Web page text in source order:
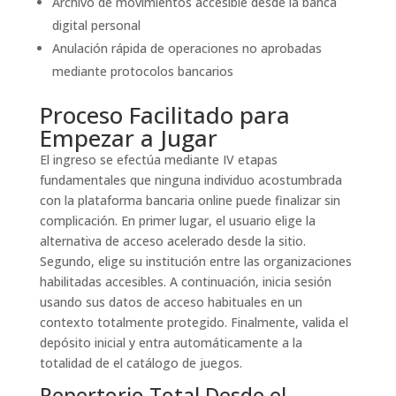
digital personal
Anulación rápida de operaciones no aprobadas
mediante protocolos bancarios
Proceso Facilitado para
Empezar a Jugar
El ingreso se efectúa mediante IV etapas
fundamentales que ninguna individuo acostumbrada
con la plataforma bancaria online puede finalizar sin
complicación. En primer lugar, el usuario elige la
alternativa de acceso acelerado desde la sitio.
Segundo, elige su institución entre las organizaciones
habilitadas accesibles. A continuación, inicia sesión
usando sus datos de acceso habituales en un
contexto totalmente protegido. Finalmente, valida el
depósito inicial y entra automáticamente a la
totalidad de el catálogo de juegos.